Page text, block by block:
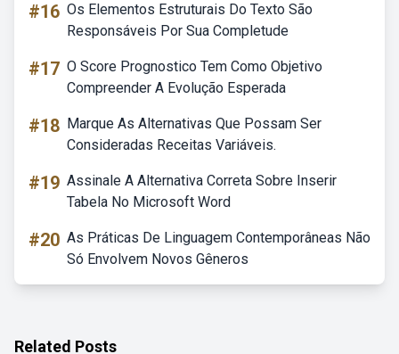
#16 Os Elementos Estruturais Do Texto São
Responsáveis Por Sua Completude
#17 O Score Prognostico Tem Como Objetivo
Compreender A Evolução Esperada
#18 Marque As Alternativas Que Possam Ser
Consideradas Receitas Variáveis.
#19 Assinale A Alternativa Correta Sobre Inserir
Tabela No Microsoft Word
#20 As Práticas De Linguagem Contemporâneas Não
Só Envolvem Novos Gêneros
Related Posts